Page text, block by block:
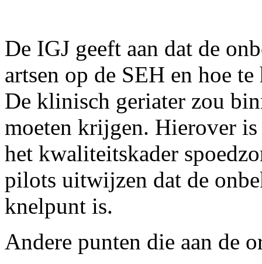
De IGJ geeft aan dat de
artsen op de SEH en hoe
De klinisch geriater zou
moeten krijgen. Hierover
het kwaliteitskader
pilots uitwijzen dat de
knelpunt is.
Andere punten die aan de